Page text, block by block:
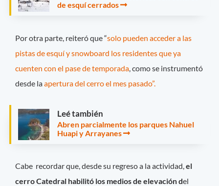
de esquí cerrados
Por otra parte, reiteró que “solo pueden acceder a las
pistas de esquí y snowboard los residentes que ya
cuenten con el pase de temporada , como se instrumentó
desde laapertura del cerro el mes pasado”.
Leé también
Abren parcialmente los parques Nahuel
Huapi y Arrayanes
Cabe recordar que, desde su regreso a la actividad,el
cerro Catedral habilitó los medios de elevación del